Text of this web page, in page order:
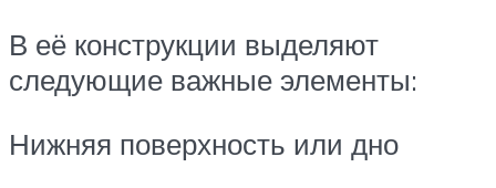
В её конструкции выделяют
следующие важные элементы:
Нижняя поверхность или дно